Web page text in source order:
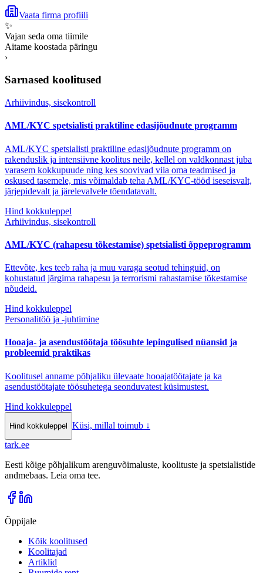
Vaata firma profiili
✨
Vajan seda oma tiimile
Aitame koostada päringu
›
Sarnased koolitused
Arhiivindus, sisekontroll
AML/KYC spetsialisti praktiline edasijõudnute programm
AML/KYC spetsialisti praktiline edasijõudnute programm on
rakenduslik ja intensiivne koolitus neile, kellel on valdkonnast juba
varasem kokkupuude ning kes soovivad viia oma teadmised ja
oskused tasemele, mis võimaldab teha AML/KYC-tööd iseseisvalt,
järjepidevalt ja järelevalvele tõendatavalt.
Hind kokkuleppel
Arhiivindus, sisekontroll
AML/KYC (rahapesu tõkestamise) spetsialisti õppeprogramm
Ettevõte, kes teeb raha ja muu varaga seotud tehinguid, on
kohustatud järgima rahapesu ja terrorismi rahastamise tõkestamise
nõudeid.
Hind kokkuleppel
Personalitöö ja -juhtimine
Hooaja- ja asendustöötaja töösuhte lepingulised nüansid ja
probleemid praktikas
Koolitusel anname põhjaliku ülevaate hooajatöötajate ja ka
asendustöötajate töösuhetega seonduvatest küsimustest.
Hind kokkuleppel
Hind kokkuleppel Küsi, millal toimub ↓
tark.ee
Eesti kõige põhjalikum arenguvõimaluste, koolituste ja spetsialistide
andmebaas. Leia oma tee.
Õppijale
Kõik koolitused
Koolitajad
Artiklid